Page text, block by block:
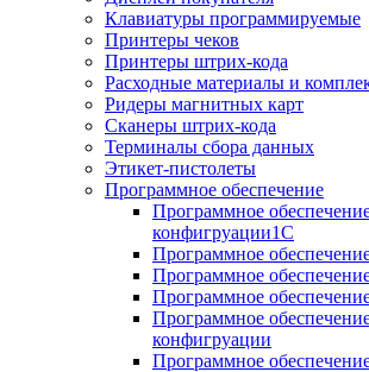
Клавиатуры программируемые
Принтеры чеков
Принтеры штрих-кода
Расходные материалы и
Ридеры магнитных карт
Сканеры штрих-кода
Терминалы сбора данных
Этикет-пистолеты
Программное обеспечение
Программное
конфигруации1С
Программное
Программное
Программное
Программное
конфигруации
Программное